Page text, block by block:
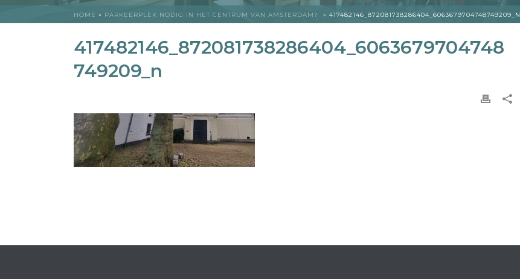
HOME » PARKEERPLEK NODIG IN HET CENTRUM VAN AMSTERDAM? » 417482146_872081738286404_6063679704748749209_N
417482146_872081738286404_6063679704748
749209_n